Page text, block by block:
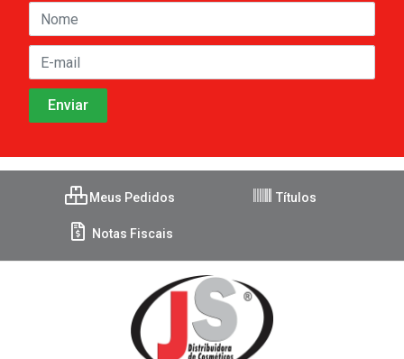
Meus Pedidos Títulos
Notas Fiscais